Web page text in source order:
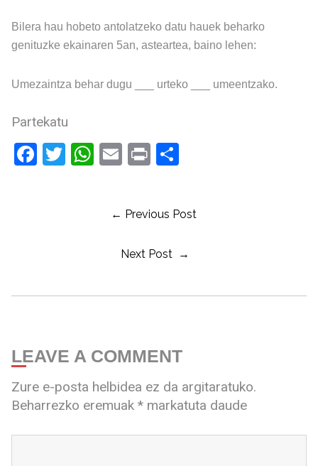
Bilera hau hobeto antolatzeko datu hauek beharko
genituzke ekainaren 5an, asteartea, baino lehen:
Umezaintza behar dugu ___ urteko ___ umeentzako.
Partekatu
Facebook
Twitter
WhatsApp
Email
PrintShare
← Previous Post
Next Post →
LEAVE A COMMENT
Zure e-posta helbidea ez da argitaratuko.
Beharrezko eremuak *markatuta daude